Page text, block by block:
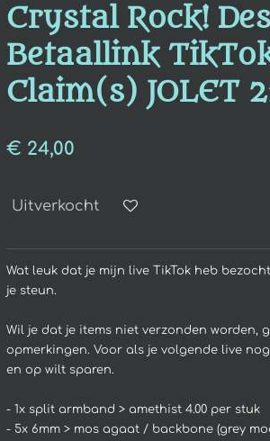
Crystal Rock!
Betaallink
Claim(s) JOLET
€ 24,00
Uitverkocht
Wat leuk dat je mijn live TikTok heb
je steun.
Wil je dat je items niet verzonden worden,
opmerkingen. Voor als je volgende live
en op wilt sparen.
- 1x split armband > amethist 4.00 per stuk
- 5x 6mm > mos agaat / backbone (grey